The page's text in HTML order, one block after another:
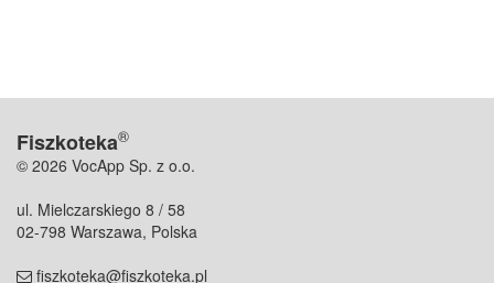
Fiszkoteka®
© 2026 VocApp Sp. z o.o.
ul. Mielczarskiego 8 / 58
02-798 Warszawa, Polska
fiszkoteka@fiszkoteka.pl